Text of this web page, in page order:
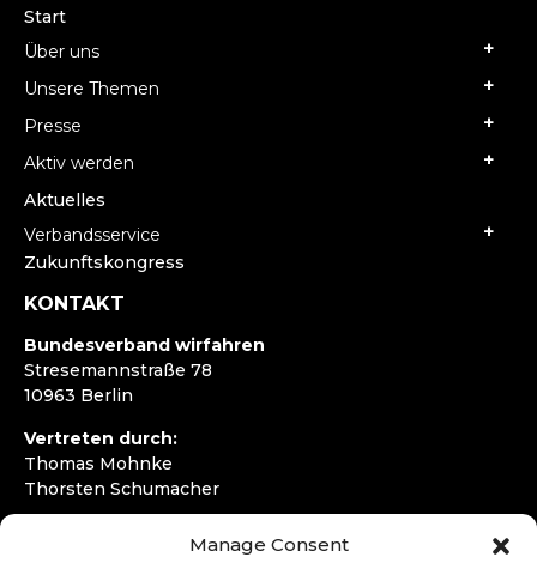
Manage Consent
Start
Über uns
Unsere Themen
Presse
Aktiv werden
Aktuelles
Verbandsservice
Zukunftskongress
KONTAKT
Bundesverband wirfahren
Stresemannstraße 78
10963 Berlin
Vertreten durch:
Thomas Mohnke
Thorsten Schumacher
kontakt@wirfahren.de